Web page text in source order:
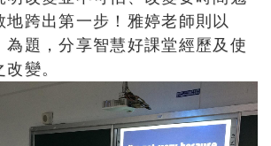
地跨出第一步！雅婷老師則以
為題，分享智慧好課堂經歷及使
變。